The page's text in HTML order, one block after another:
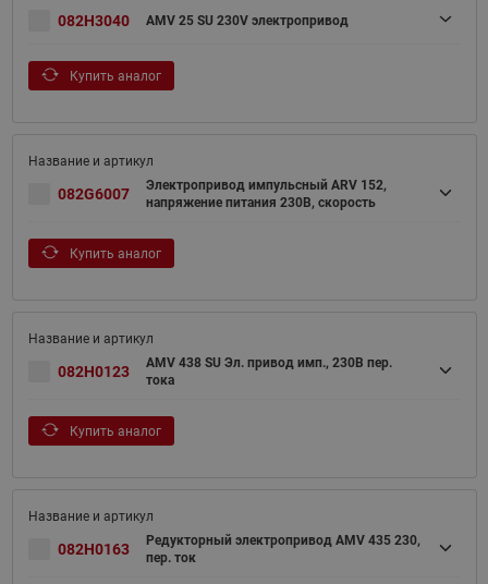
082H3040 AMV 25 SU 230V электропривод
Купить аналог
082G6007
Электропривод импульсный ARV 152,
напряжение питания 230В, скорость
Купить аналог
082H0123
AMV 438 SU Эл. привод имп., 230В пер.
тока
Купить аналог
082H0163
Редукторный электропривод AMV 435 230,
пер. ток